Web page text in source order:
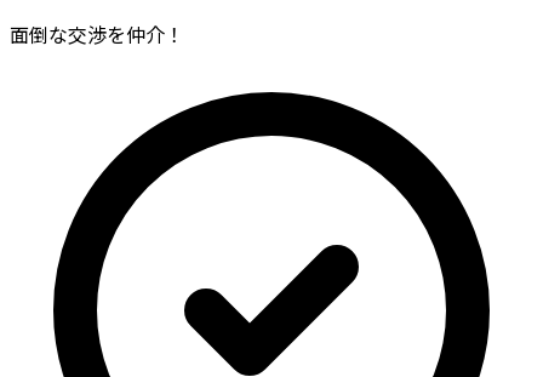
面倒な交渉を仲介！